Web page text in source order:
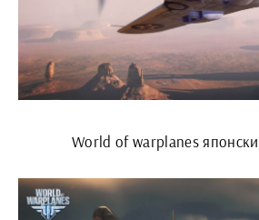
World of warplanes